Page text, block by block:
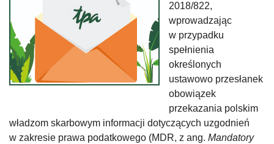
2018/822,
wprowadzając
w przypadku
spełnienia
określonych
ustawowo przesłanek
obowiązek
przekazania polskim
władzom skarbowym informacji dotyczących uzgodnień
w zakresie prawa podatkowego (MDR, z ang. Mandatory